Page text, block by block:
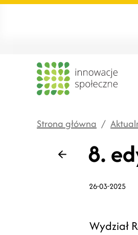
Strona główna /
Wstecz
8.
26-03-2025
Wydział